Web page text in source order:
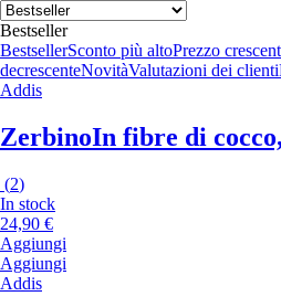
Bestseller
BestsellerSconto più altoPrezzo
decrescenteNovitàValutazioni dei clienti
Addis
ZerbinoIn fibre di
(2)
In stock
24,90 €
Aggiungi
Aggiungi
Addis